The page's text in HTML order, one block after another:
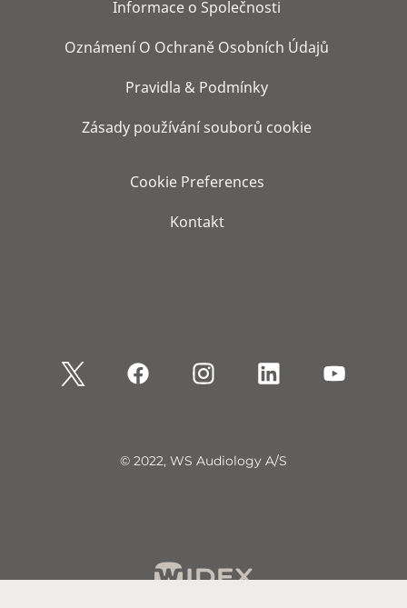
Informace o Společnosti
Oznámení O Ochraně Osobních Údajů
Pravidla & Podmínky
Zásady používání souborů cookie
Cookie Preferences
Kontakt
© 2022, WS Audiology A/S